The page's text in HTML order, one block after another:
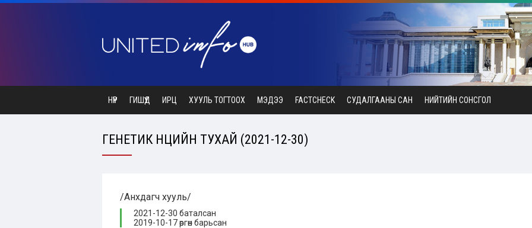
НҮҮР ГИШҮҮД ИРЦ ХУУЛЬ ТОГТООХ МЭДЭЭ FACTCHECK СУДАЛГААНЫ САН НИЙТИЙН СОНСГОЛ
ГЕНЕТИК НӨӨЦИЙН ТУХАЙ (2021-12-30)
/Анхдагч хууль/
2021-12-30 баталсан
2019-10-17 өргөн барьсан